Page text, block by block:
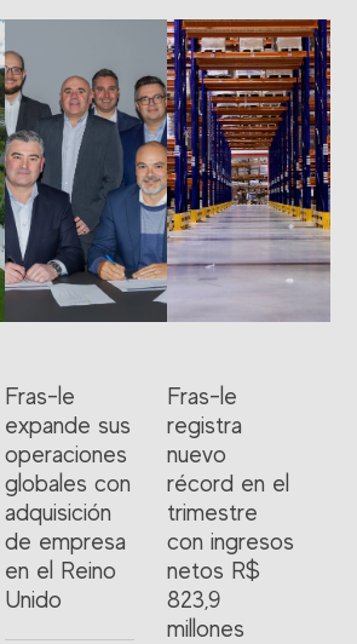
Fras-le
expande sus
operaciones
globales con
adquisición
de empresa
en el Reino
Unido
Fras-le
registra
nuevo
récord en el
trimestre
con ingresos
netos R$
823,9
millones